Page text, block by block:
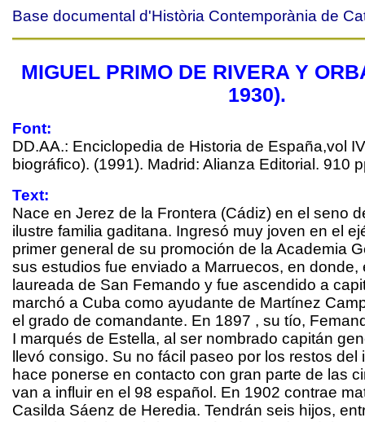
Base documental d'Història Contemporània de
MIGUEL PRIMO DE RIVERA Y
1930).
Font:
DD.AA.: Enciclopedia de Historia de España,vol
biográfico). (1991). Madrid: Alianza Editorial. 910
Text:
Nace en Jerez de la Frontera (Cádiz) en el seno
ilustre familia gaditana. Ingresó muy joven en el
primer general de su promoción de la Academia
sus estudios fue enviado a Marruecos, en donde,
laureada de San Femando y fue ascendido a
marchó a Cuba como ayudante de Martínez
el grado de comandante. En 1897 , su tío,
I marqués de Estella, al ser nombrado capitán
llevó consigo. Su no fácil paseo por los restos del
hace ponerse en contacto con gran parte de las
van a influir en el 98 español. En 1902 contrae
Casilda Sáenz de Heredia. Tendrán seis hijos,